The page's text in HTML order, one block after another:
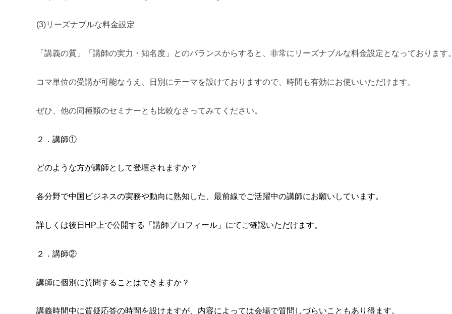
(3)リーズナブルな料金設定
「講義の質」「講師の実力・知名度」とのバランスからすると、非常にリーズナブルな料金設定となっております
コマ単位の受講が可能なうえ、日別にテーマを設けておりますので、時間も有効にお使いいただけます。
ぜひ、他の同種類のセミナーとも比較なさってみてください。
２．講師①
どのような方が講師として登壇されますか？
各分野で中国ビジネスの実務や動向に熟知した、最前線でご活躍中の講師にお願いしています。
詳しくは後日HP上で公開する「講師プロフィール」にてご確認いただけます。
２．講師②
講師に個別に質問することはできますか？
講義時間中に質疑応答の時間を設けますが、内容によっては会場で質問しづらいこともあり得ます。